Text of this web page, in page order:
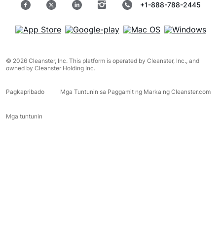
+1-888-788-2445
© 2026 Cleanster, Inc. This platform is operated by Cleanster, Inc., and
owned by Cleanster Holding Inc.
Pagkapribado Mga Tuntunin sa Paggamit ng Marka ng Cleanster.com
Mga tuntunin